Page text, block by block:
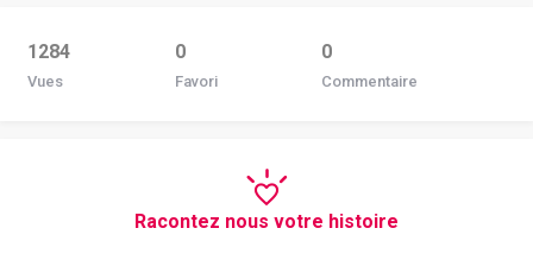
1284
Vues
0
Favori
0
Commentaire
Racontez nous votre histoire